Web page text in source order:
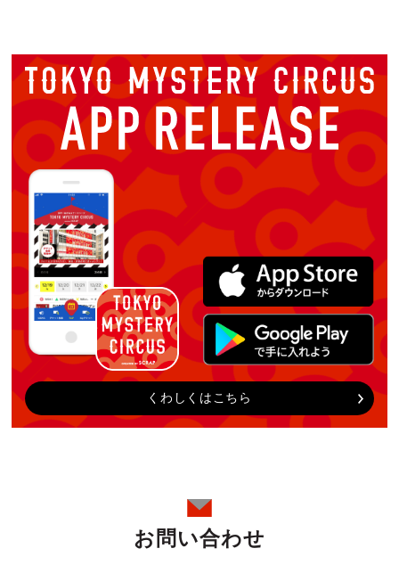
くわしくはこちら
お問い合わせ